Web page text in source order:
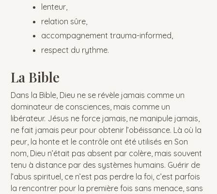
lenteur,
relation sûre,
accompagnement trauma-informed,
respect du rythme.
La Bible
Dans la Bible, Dieu ne se révèle jamais comme un
dominateur de consciences, mais comme un
libérateur. Jésus ne force jamais, ne manipule jamais,
ne fait jamais peur pour obtenir l’obéissance. Là où la
peur, la honte et le contrôle ont été utilisés en Son
nom, Dieu n’était pas absent par colère, mais souvent
tenu à distance par des systèmes humains. Guérir de
l’abus spirituel, ce n’est pas perdre la foi, c’est parfois
la rencontrer pour la première fois sans menace, sans